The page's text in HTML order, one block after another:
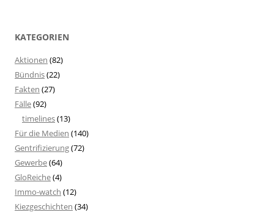
KATEGORIEN
Aktionen (82)
Bündnis(22)
Fakten (27)
Fälle(92)
timelines(13)
Für die Medien (140)
Gentrifizierung(72)
Gewerbe(64)
GloReiche(4)
Immo-watch (12)
Kiezgeschichten (34)